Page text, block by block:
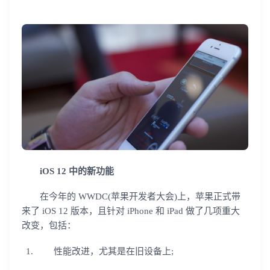
iOS 12 中的新功能
在今年的 WWDC(苹果开发者大会)上，苹果正式带
来了 iOS 12 版本，且针对 iPhone 和 iPad 做了几项重大
改变，包括：
性能改进，尤其是在旧设备上;